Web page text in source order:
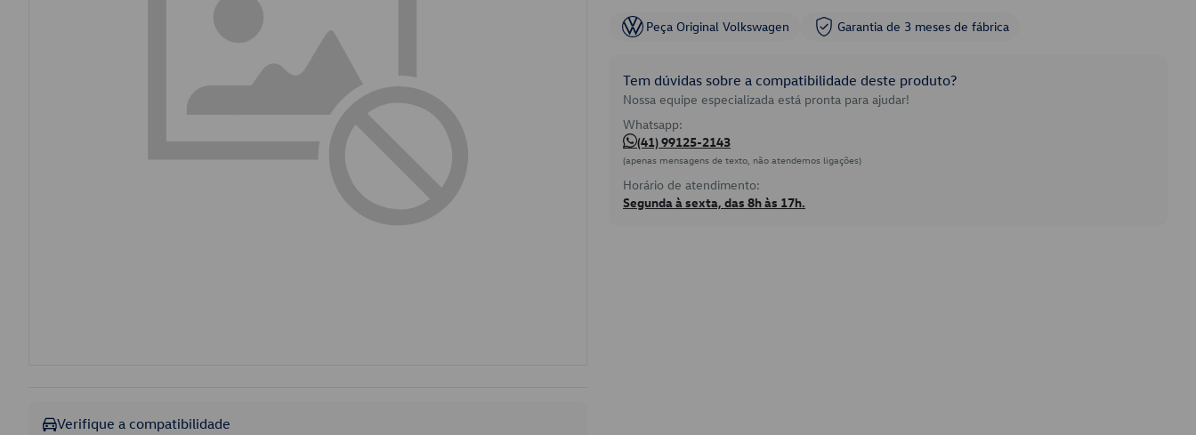
Verifique a compatibilidade
Peça Original Volkswagen Garantia de 3 meses de fábrica
Tem dúvidas sobre a compatibilidade deste produto?
Nossa equipe especializada está pronta para ajudar!
Whatsapp:
(41) 99125-2143
(apenas mensagens de texto, não atendemos ligações)
Horário de atendimento:
Segunda à sexta, das 8h às 17h.